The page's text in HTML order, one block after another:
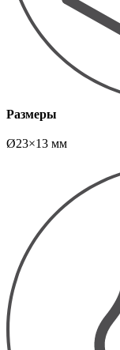
Размеры
Ø23×13 мм